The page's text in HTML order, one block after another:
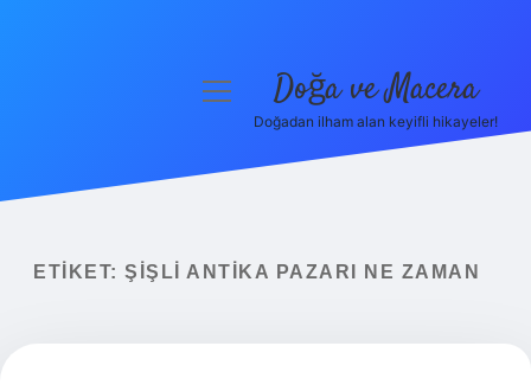
Yasal Uyarı
menüyü Doğa ve Macera
Doğadan ilham alan keyifli hikayeler!
ETIKET: ŞIŞLI ANTIKA PAZARI NE ZAMAN